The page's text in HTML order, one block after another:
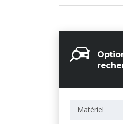
Matériel